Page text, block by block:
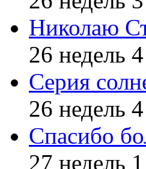
Николаю
26 недель
Серия
26 недель
Спасибо
27 недель